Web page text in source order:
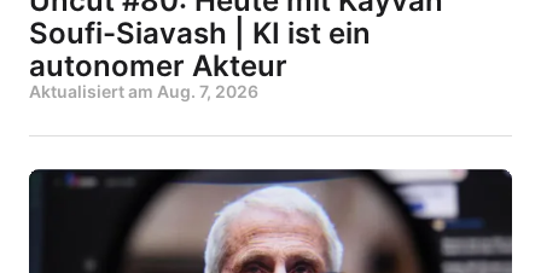
Soufi-Siavash | KI ist ein
autonomer Akteur
Aktualisiert am Aug. 7, 2026